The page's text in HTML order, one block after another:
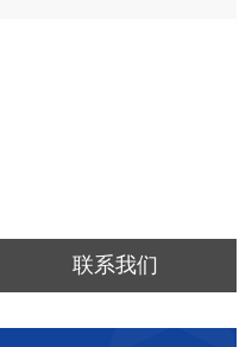
联系我们